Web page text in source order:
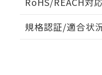
EU RoHS 注意事項
規格認証/適合状